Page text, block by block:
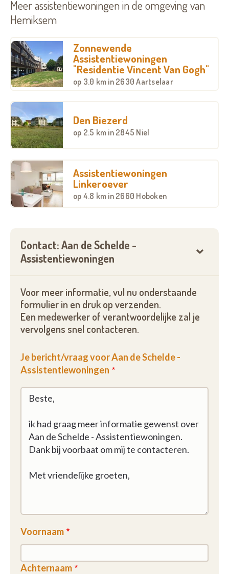
en een brasserie waar u gezellig kan bijpraten met
familie en vrienden. En ook voor kine en kapper
hoeft u niet ver: u vindt het allemaal in het gebouw.
In een oogwenk in ‘t stad
Zin in een uitstapje? Zorgcentrum Aan de Schelde
ligt op 350 meter van treinstation Hemiksem en
heeft meerdere bushaltes op wandelafstand. Meer
fan van de waterbus? Die vertrekt wat verderop en
brengt u in een klein half uurtje naar hartje
WE ZIEN U GRAAG GELUKKIG
Wakker worden met een prachtig uitzicht, alles bij
om ons Anima-motto 'we zien u graag gelukkig' waar
te maken.
Aan de Schelde baat naast 19 assistentiewoningen
ook een woonzorgcentrum uit.
Interesse? Neem vandaag nog contact op voor
meer informatie!
Meer assistentiewoningen in de omgeving van
Hemiksem
Zonnewende
Assistentiewoningen
"Residentie Vincent Van Gogh"
op 3.0 km in 2630 Aartselaar
Den Biezerd
op 2.5 km in 2845 Niel
Assistentiewoningen
Linkeroever
op 4.8 km in 2660 Hoboken
Contact: Aan de Schelde -
Assistentiewoningen
Voor meer informatie, vul nu onderstaande
formulier in en druk op verzenden.
Een medewerker of verantwoordelijke zal je
vervolgens snel contacteren.
Je bericht/vraag voor Aan de Schelde -
Assistentiewoningen
Voornaam
Achternaam